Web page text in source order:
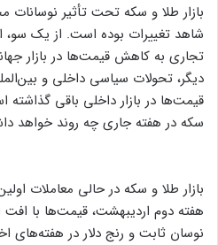
بازار طلا و سکه تحت تأثیر
شاهد تغییرات بوده است. از یک
تجاری به کاهش قیمت‌ها در بازار
دیگر، تحولات سیاسی داخلی و
قیمت‌ها در بازار داخلی باقی گذاشته‌
سکه در هفته جاری چه روند خواهد
بازار طلا و سکه در حالی معاملات
هفته دوم اردیبهشت، قیمت‌ها با افت
نوسان ثابت و رنج‌ دلار در هفته‌های